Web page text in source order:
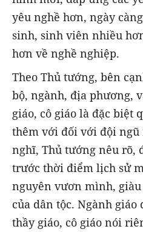
yêu nghề hơn, ngày
sinh, sinh viên nhiều
hơn về nghề nghiệp.
Theo Thủ tướng, bên
bộ, ngành, địa phương,
giáo, cô giáo là đặc biệt
thêm với đối với đội ngũ
nghĩ, Thủ tướng nêu rõ,
trước thời điểm lịch sử
nguyên vươn mình,
của dân tộc. Ngành giáo
thầy giáo, cô giáo nói